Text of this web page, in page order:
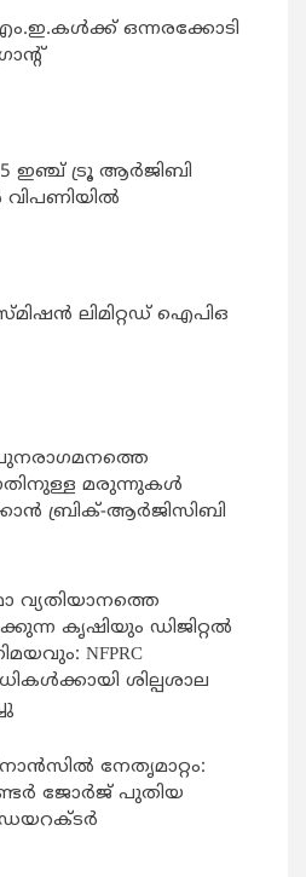
ഒന്നരക്കോടി
ഇഞ്ച് ട്രൂ ആർജിബി
വിപണിയിൽ
ലിമിറ്റഡ് ഐപിഒ
മരുന്നുകള്‍
ബ്രിക്-ആര്‍ജിസിബി
വ്യതിയാനത്തെ
കൃഷിയും ഡിജിറ്റൽ
NFPRC
ശില്പശാല
നേതൃമാറ്റം:
ജോർജ് പുതിയ
ഡയറക്ടർ